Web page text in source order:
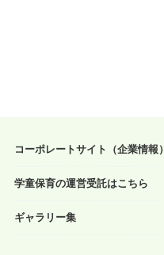
コーポレートサイト（企業情報）
学童保育の運営受託はこちら
ギャラリー集